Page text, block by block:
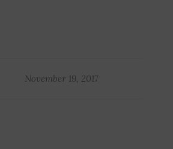
November 19, 2017